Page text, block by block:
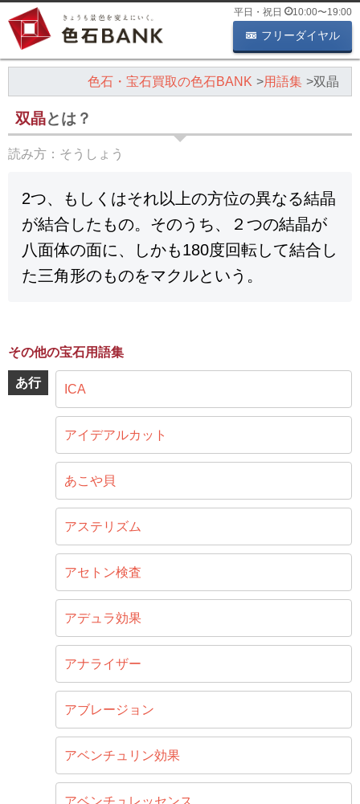
平日・祝日 10:00〜19:00
フリーダイヤル
色石・宝石買取の色石BANK 用語集 双晶
双晶とは？
読み方： そうしょう
2つ、もしくはそれ以上の方位の異なる結晶
が結合したもの。そのうち、２つの結晶が
八面体の面に、しかも180度回転して結合し
た三角形のものをマクルという。
その他の宝石用語集
あ行 ICA
アイデアルカット
あこや貝
アステリズム
アセトン検査
アデュラ効果
アナライザー
アブレージョン
アベンチュリン効果
アベンチュレッセンス